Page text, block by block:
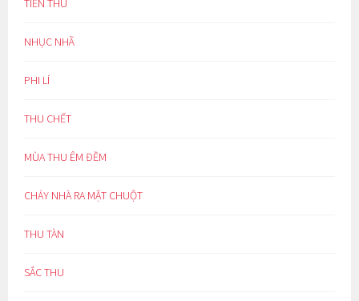
TIỄN THU
NHỤC NHÃ
PHI LÍ
THU CHẾT
MÙA THU ÊM ĐỀM
CHÁY NHÀ RA MẶT CHUỘT
THU TÀN
SẮC THU